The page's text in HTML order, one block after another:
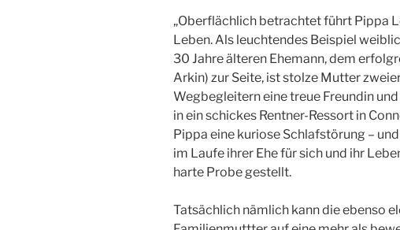
„Oberflächlich betrachtet führt Pippa
Leben. Als leuchtendes Beispiel
30 Jahre älteren Ehemann, dem
Arkin) zur Seite, ist stolze Mutter
Wegbegleitern eine treue Freundin
in ein schickes Rentner-Ressort in
Pippa eine kuriose Schlafstörung –
im Laufe ihrer Ehe für sich und ihr
harte Probe gestellt.
Tatsächlich nämlich kann die ebenso